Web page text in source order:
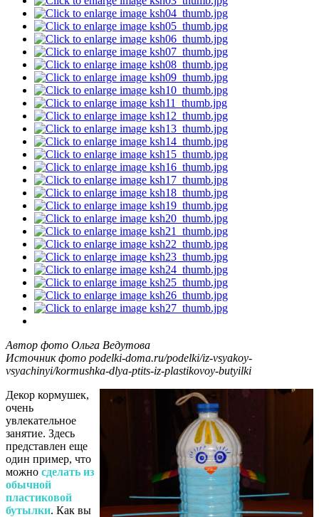
Автор фото Ольга Ведутова
Источник фото podelki-doma.ru/podelki/iz-vsyakoy-
vsyachinyi/kormushka-dlya-ptits-iz-plastikovoy-butyilki
Декор кормушек,
очень
увлекательное
занятие. Здесь
представлен еще
один пример, что
можно сделать из
обычной
пластиковой
бутылки. Как вы